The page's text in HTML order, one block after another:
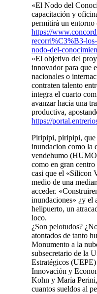
«El Nodo del
capacitación y
permitirá un entorno
https://
recorri%C3%B3-
nodo-del-
«El objetivo del
innovador para que
nacionales o
contraten talento
integra el cuarto
avanzar hacia una
productiva,
https://
Piripipi, piripipi, que
inundacion como la
vendehumo
como en gran
casi que el «Silicon
medio de una
acceder.
inundaciones» ¿y el
helipuerto, un
loco.
¿Son pelotudos?
atontados de tanto
Monumento a la
subsecretario de la
Estratégicos
Innovación y
Kohn y María
cuantos sueldos al